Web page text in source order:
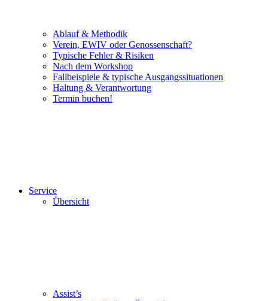
Ablauf & Methodik
Verein, EWIV oder Genossenschaft?
Typische Fehler & Risiken
Nach dem Workshop
Fallbeispiele & typische Ausgangssituationen
Haltung & Verantwortung
Termin buchen!
Service
Übersicht
Assist’s